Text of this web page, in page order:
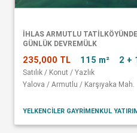
İHLAS ARMUTLU
GÜNLÜK DEVREMÜLK
235,000 TL 115 m² 2 +
Satılık / Konut / Yazlık
Yalova / Armutlu / Karşıyaka Mah.
YELKENCİLER GAYRİMENKUL